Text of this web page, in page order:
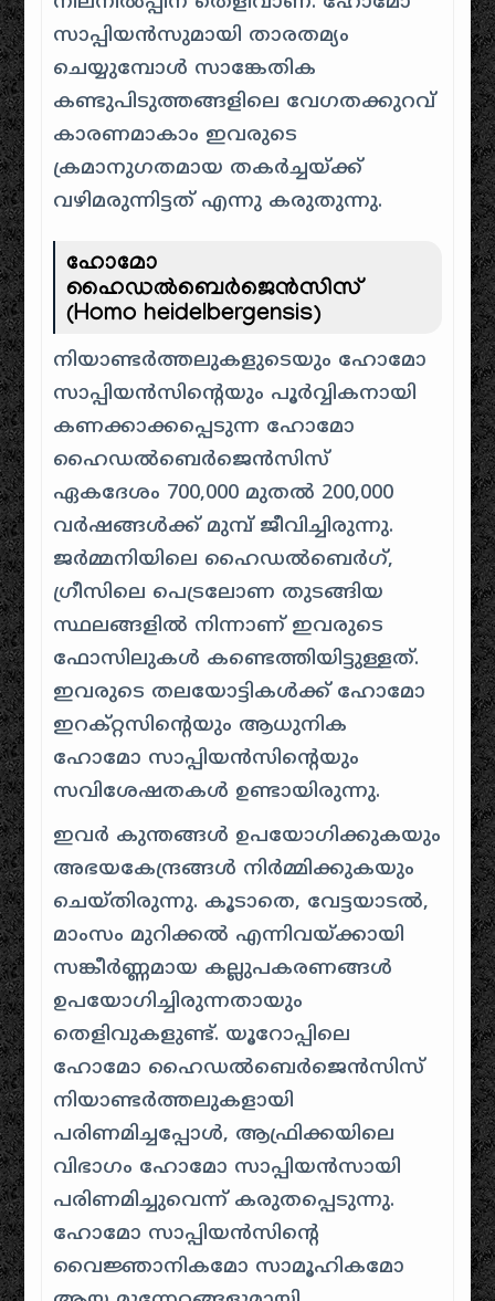
സാപ്പിയൻസുമായി താരതമ്യം
ചെയ്യുമ്പോൾ സാങ്കേതിക
കണ്ടുപിടുത്തങ്ങളിലെ വേഗതക്കുറവ്
കാരണമാകാം ഇവരുടെ
ക്രമാനുഗതമായ തകർച്ചയ്ക്ക്
വഴിമരുന്നിട്ടത് എന്നു കരുതുന്നു.
ഹോമോ
ഹൈഡൽബെർജെൻസിസ്
(Homo heidelbergensis)
നിയാണ്ടർത്തലുകളുടെയും ഹോമോ
സാപ്പിയൻസിന്റെയും പൂർവ്വികനായി
കണക്കാക്കപ്പെടുന്ന ഹോമോ
ഹൈഡൽബെർജെൻസിസ്
ഏകദേശം 700,000 മുതൽ 200,000
വർഷങ്ങൾക്ക് മുമ്പ് ജീവിച്ചിരുന്നു.
ജർമ്മനിയിലെ ഹൈഡൽബെർഗ്,
ഗ്രീസിലെ പെട്രലോണ തുടങ്ങിയ
സ്ഥലങ്ങളിൽ നിന്നാണ് ഇവരുടെ
ഫോസിലുകൾ കണ്ടെത്തിയിട്ടുള്ളത്.
ഇവരുടെ തലയോട്ടികൾക്ക് ഹോമോ
ഇറക്റ്റസിന്റെയും ആധുനിക
ഹോമോ സാപ്പിയൻസിന്റെയും
സവിശേഷതകൾ ഉണ്ടായിരുന്നു.
ഇവർ കുന്തങ്ങൾ ഉപയോഗിക്കുകയും
അഭയകേന്ദ്രങ്ങൾ നിർമ്മിക്കുകയും
ചെയ്തിരുന്നു. കൂടാതെ, വേട്ടയാടൽ,
മാംസം മുറിക്കൽ എന്നിവയ്ക്കായി
സങ്കീർണ്ണമായ കല്ലുപകരണങ്ങൾ
ഉപയോഗിച്ചിരുന്നതായും
തെളിവുകളുണ്ട്. യൂറോപ്പിലെ
ഹോമോ ഹൈഡൽബെർജെൻസിസ്
നിയാണ്ടർത്തലുകളായി
പരിണമിച്ചപ്പോൾ, ആഫ്രിക്കയിലെ
വിഭാഗം ഹോമോ സാപ്പിയൻസായി
പരിണമിച്ചുവെന്ന് കരുതപ്പെടുന്നു.
ഹോമോ സാപ്പിയൻസിന്റെ
വൈജ്ഞാനികമോ സാമൂഹികമോ